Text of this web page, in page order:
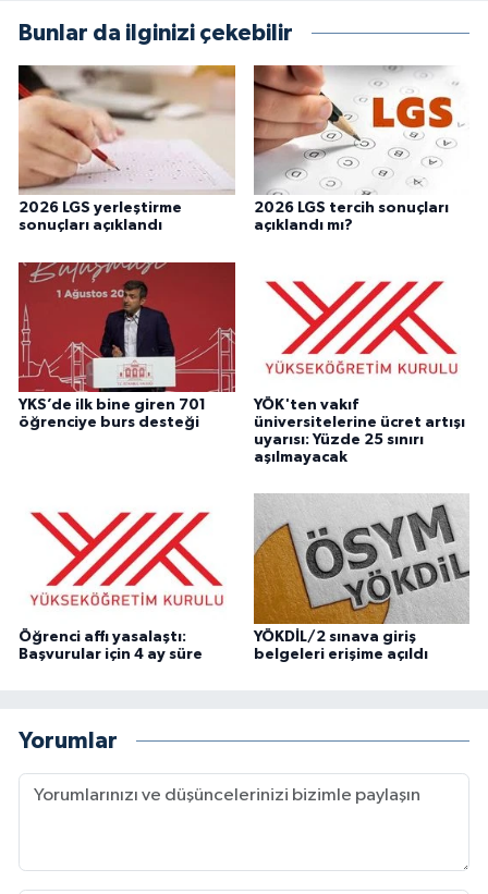
Bunlar da ilginizi çekebilir
2026 LGS yerleştirme
sonuçları açıklandı
2026 LGS tercih sonuçları
açıklandı mı?
YKS’de ilk bine giren 701
öğrenciye burs desteği
YÖK'ten vakıf
üniversitelerine ücret artışı
uyarısı: Yüzde 25 sınırı
aşılmayacak
Öğrenci affı yasalaştı:
Başvurular için 4 ay süre
YÖKDİL/2 sınava giriş
belgeleri erişime açıldı
Yorumlar